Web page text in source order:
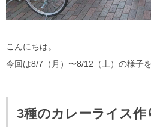
こんにちは。
今回は8/7（月）〜8/12（土）の様子
3種のカレーライス作